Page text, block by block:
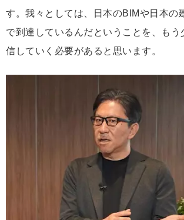
す。我々としては、日本のBIMや日本の
で到達しているんだということを、もう
信していく必要があると思います。